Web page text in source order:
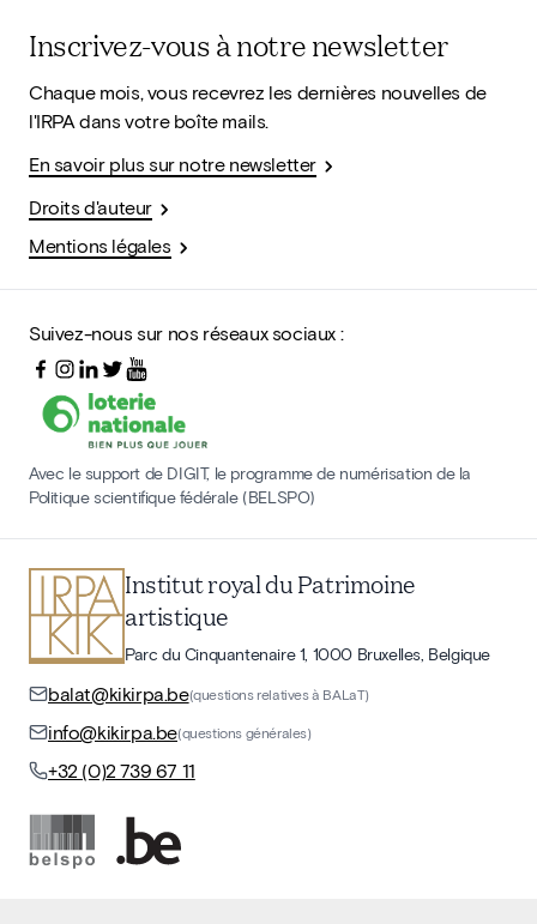
Inscrivez-vous à notre newsletter
Chaque mois, vous recevrez les dernières nouvelles de
l'IRPA dans votre boîte mails.
En savoir plus sur notre newsletter
Droits d'auteur
Mentions légales
Suivez-nous sur nos réseaux sociaux :
Avec le support de DIGIT, le programme de numérisation de la
Politique scientifique fédérale (BELSPO)
Institut royal du Patrimoine
artistique
Parc du Cinquantenaire 1, 1000 Bruxelles, Belgique
balat@kikirpa.be(questions relatives à BALaT)
info@kikirpa.be(questions générales)
+32 (0)2 739 67 11